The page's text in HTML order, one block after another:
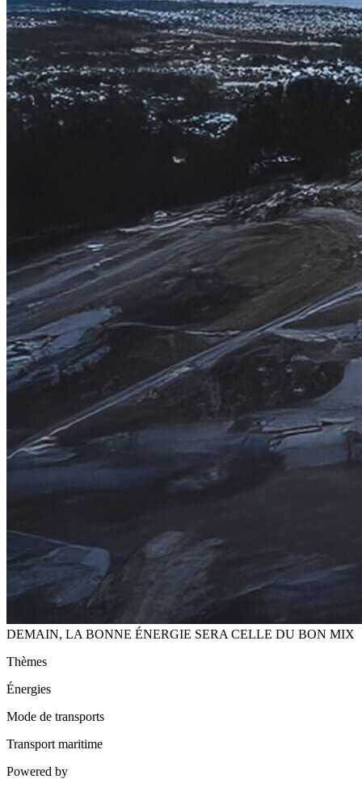
DEMAIN, LA BONNE ÉNERGIE SERA CELLE DU BON MIX
Thèmes
Énergies
Mode de transports
Transport maritime
Powered by